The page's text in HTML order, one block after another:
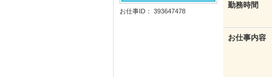
お仕事ID： 393647478
勤務時間
お仕事内容